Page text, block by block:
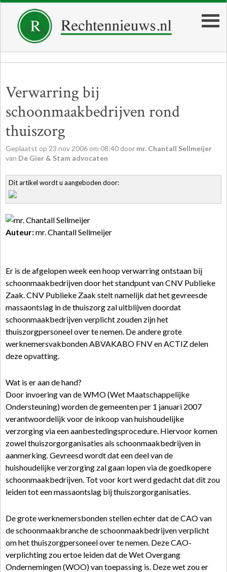
Verwarring bij
schoonmaakbedrijven rond
thuiszorg
Geplaatst op 23 nov 2006 om 08:40 door mr. Chantall Sellmeijer
van De Gier & Stam advocaten
Dit artikel wordt u aangeboden door:
Auteur:mr. Chantall Sellmeijer
Er is de afgelopen week een hoop verwarring ontstaan bij
schoonmaakbedrijven door het standpunt van CNV Publieke
Zaak. CNV Publieke Zaak stelt namelijk dat het gevreesde
massaontslag in de thuiszorg zal uitblijven doordat
schoonmaakbedrijven verplicht zouden zijn het
thuiszorgpersoneel over te nemen. De andere grote
werknemersvakbonden ABVAKABO FNV en ACTIZ delen
deze opvatting.
Wat is er aan de hand?
Door invoering van de WMO (Wet Maatschappelijke
Ondersteuning) worden de gemeenten per 1 januari 2007
verantwoordelijk voor de inkoop van huishoudelijke
verzorging via een aanbestedingsprocedure. Hiervoor komen
zowel thuiszorgorganisaties als schoonmaakbedrijven in
aanmerking. Gevreesd wordt dat een deel van de
huishoudelijke verzorging zal gaan lopen via de goedkopere
schoonmaakbedrijven. Tot voor kort werd gedacht dat dit zou
leiden tot een massaontslag bij thuiszorgorganisaties.
De grote werknemersbonden stellen echter dat de CAO van
de schoonmaakbranche de schoonmaakbedrijven verplicht
om het thuiszorgpersoneel over te nemen. Deze CAO-
verplichting zou ertoe leiden dat de Wet Overgang
Ondernemingen (WOO) van toepassing is. Deze wet zou er